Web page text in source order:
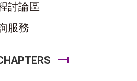
討論區
服務